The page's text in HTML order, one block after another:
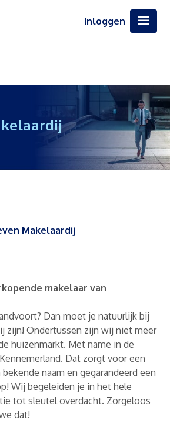
Inloggen
Makelaardij
makelaar van
Dan moet je natuurlijk bij
zijn! Ondertussen zijn wij niet meer
huizenmarkt. Met name in de
Dat zorgt voor een
naam en gegarandeerd een
Wij begeleiden je in het hele
tot sleutel overdacht. Zorgeloos
dat!